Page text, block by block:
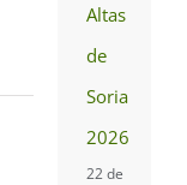
Altas
de
Soria
2026
22 de